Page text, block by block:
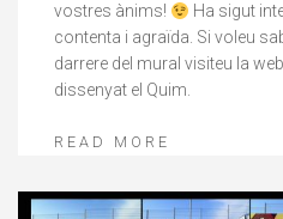
vostres ànims!
Ha sigut
contenta i agraïda. Si voleu
darrere del mural visiteu la
dissenyat el Quim.
READ MORE